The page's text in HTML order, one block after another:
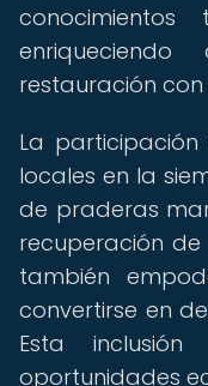
conocimientos
restauración
La
locales en la
de praderas
recuperación de
también
convertirse en
Esta
oportunidades